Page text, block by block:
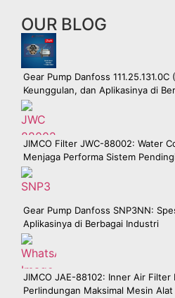
OUR BLOG
Gear Pump Danfoss
Keunggulan, dan Aplikasinya di
JIMCO Filter JWC-88002: Water
Menjaga Performa Sistem
Gear Pump Danfoss SNP3NN:
Aplikasinya di Berbagai Industri
JIMCO JAE-88102: Inner Air
Perlindungan Maksimal Mesin Alat